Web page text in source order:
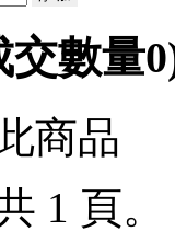
交數量0
商品
1 頁。